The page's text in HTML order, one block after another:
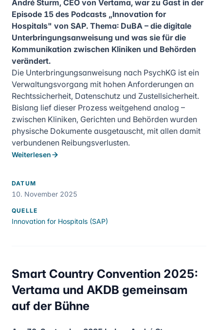
André Sturm, CEO von Vertama, war zu Gast in der
Episode 15 des Podcasts „Innovation for
Hospitals" von SAP. Thema: DuBA – die digitale
Unterbringungsanweisung und was sie für die
Kommunikation zwischen Kliniken und Behörden
verändert.
Die Unterbringungsanweisung nach PsychKG ist ein
Verwaltungsvorgang mit hohen Anforderungen an
Rechtssicherheit, Datenschutz und Zustellsicherheit.
Bislang lief dieser Prozess weitgehend analog –
zwischen Kliniken, Gerichten und Behörden wurden
physische Dokumente ausgetauscht, mit allen damit
verbundenen Reibungsverlusten.
Weiterlesen
DATUM
10. November 2025
QUELLE
Innovation for Hospitals (SAP)
Smart Country Convention 2025:
Vertama und AKDB gemeinsam
auf der Bühne